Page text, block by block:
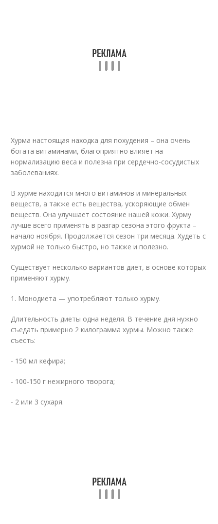
Хурма настоящая находка для похудения – она очень
богата витаминами, благоприятно влияет на
нормализацию веса и полезна при сердечно-сосудистых
заболеваниях.
В хурме находится много витаминов и минеральных
веществ, а также есть вещества, ускоряющие обмен
веществ. Она улучшает состояние нашей кожи. Хурму
лучше всего применять в разгар сезона этого фрукта –
начало ноября. Продолжается сезон три месяца. Худеть с
хурмой не только быстро, но также и полезно.
Существует несколько вариантов диет, в основе которых
применяют хурму.
1. Монодиета — употребляют только хурму.
Длительность диеты одна неделя. В течение дня нужно
съедать примерно 2 килограмма хурмы. Можно также
съесть:
- 150 мл кефира;
- 100-150 г нежирного творога;
- 2 или 3 сухаря.